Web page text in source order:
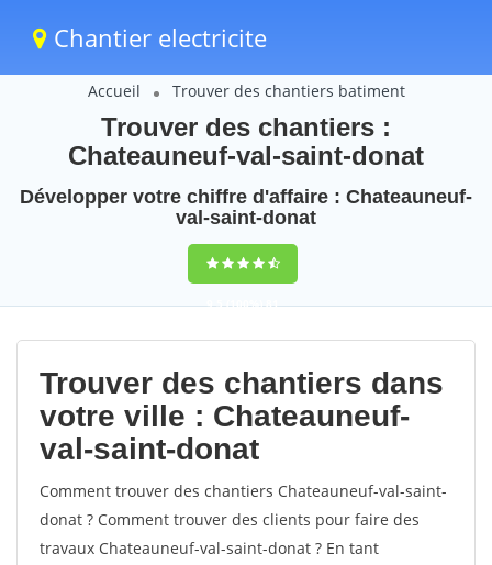
Chantier electricite
Accueil Trouver des chantiers batiment
Trouver des chantiers :
Chateauneuf-val-saint-donat
Développer votre chiffre d'affaire : Chateauneuf-
val-saint-donat
9,5(100%)81
votes
Trouver des chantiers dans
votre ville : Chateauneuf-
val-saint-donat
Comment trouver des chantiers Chateauneuf-val-saint-
donat ? Comment trouver des clients pour faire des
travaux Chateauneuf-val-saint-donat ? En tant